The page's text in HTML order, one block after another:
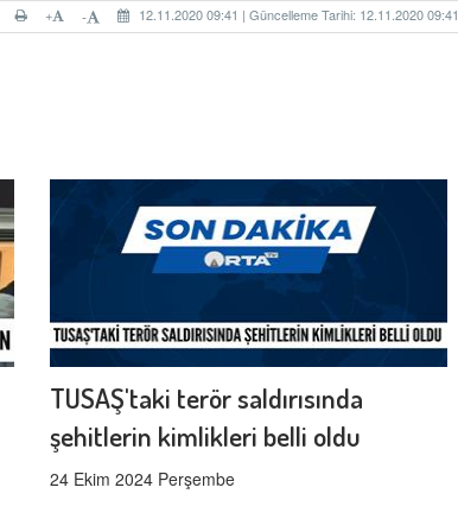
12.11.2020 09:41 | Güncelleme Tarihi: 12.11.2020 09:41
-
+
TUSAŞ'taki terör saldırısında
şehitlerin kimlikleri belli oldu
24 Ekim 2024 Perşembe